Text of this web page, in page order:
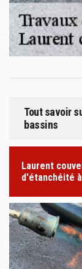
Tout savoir
bassins
Laurent
d'étanchéité